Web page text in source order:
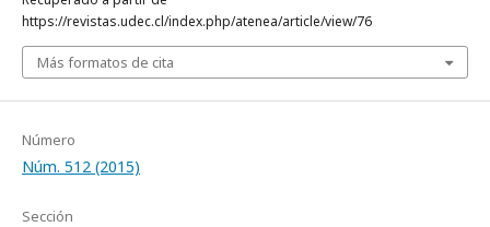
https://revistas.udec.cl/index.php/atenea/article/view/76
Más formatos de cita
Número
Núm. 512 (2015)
Sección